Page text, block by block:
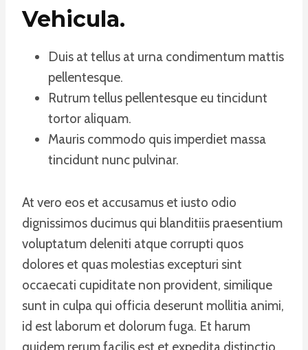
Vehicula.
Duis at tellus at urna condimentum mattis
pellentesque.
Rutrum tellus pellentesque eu tincidunt
tortor aliquam.
Mauris commodo quis imperdiet massa
tincidunt nunc pulvinar.
At vero eos et accusamus et iusto odio
dignissimos ducimus qui blanditiis praesentium
voluptatum deleniti atque corrupti quos
dolores et quas molestias excepturi sint
occaecati cupiditate non provident, similique
sunt in culpa qui officia deserunt mollitia animi,
id est laborum et dolorum fuga. Et harum